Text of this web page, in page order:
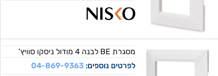
מסגרת BE לבנה 4 מודול ניסקו סוויץ’
לפרטים נוספים:04-869-9363